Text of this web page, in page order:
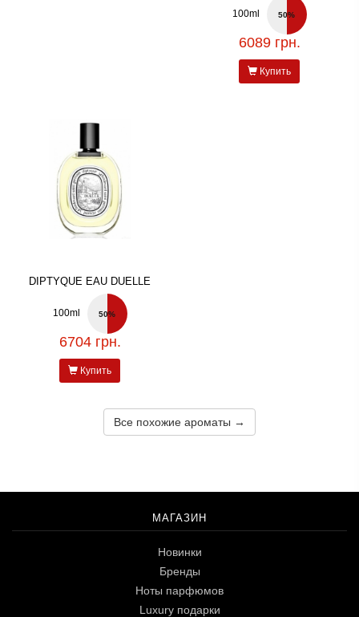
100ml 50%
6089 грн.
Купить
DIPTYQUE EAU DUELLE
100ml 50%
6704 грн.
Купить
Все похожие ароматы →
МАГАЗИН
Новинки
Бренды
Ноты парфюмов
Luxury подарки